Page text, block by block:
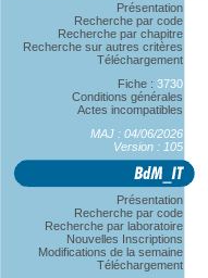
Présentation
Recherche par code
Recherche par chapitre
Recherche sur autres critères
Téléchargement
Fiche : 3730
Conditions générales
Actes incompatibles
MAJ : 04/06/2026
Version : 105
Présentation
Recherche par code
Recherche par laboratoire
Nouvelles Inscriptions
Modifications de la semaine
Téléchargement